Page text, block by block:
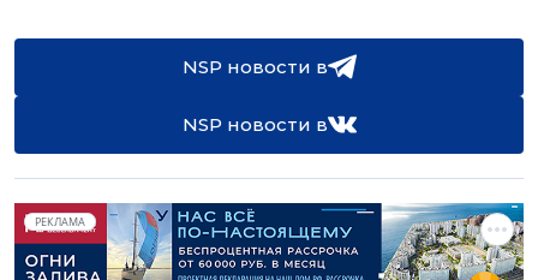
NSP новости в
NSP новости в
РЕКЛАМА